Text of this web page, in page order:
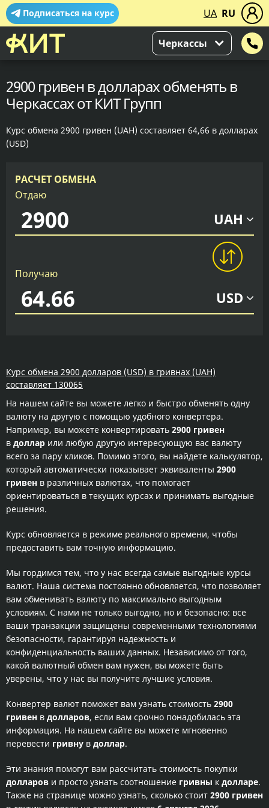
Подписаться на курс UA RU
Черкассы
2900 гривен в долларах обменять в
Черкассах от КИТ Групп
Курс обмена 2900 гривен (UAH) составляет 64,66 в долларах
(USD)
РАСЧЕТ ОБМЕНА
Отдаю
UAH
Получаю
USD
Курс обмена 2900 долларов (USD) в гривнах (UAH)
составляет 130065
На нашем сайте вы можете легко и быстро обменять одну
валюту на другую с помощью удобного конвертера.
Например, вы можете конвертировать 2900 гривен
в доллар или любую другую интересующую вас валюту
всего за пару кликов. Помимо этого, вы найдете калькулятор,
который автоматически показывает эквиваленты 2900
гривен в различных валютах, что помогает
ориентироваться в текущих курсах и принимать выгодные
решения.
Курс обновляется в режиме реального времени, чтобы
предоставить вам точную информацию.
Мы гордимся тем, что у нас всегда самые выгодные курсы
валют. Наша система постоянно обновляется, что позволяет
вам обменивать валюту по максимально выгодным
условиям. С нами не только выгодно, но и безопасно: все
ваши транзакции защищены современными технологиями
безопасности, гарантируя надежность и
конфиденциальность ваших данных. Независимо от того,
какой валютный обмен вам нужен, вы можете быть
уверены, что у нас вы получите лучшие условия.
Конвертер валют поможет вам узнать стоимость 2900
гривен в долларов, если вам срочно понадобилась эта
информация. На нашем сайте вы можете мгновенно
перевести гривну в доллар.
Эти знания помогут вам рассчитать стоимость покупки
долларов и просто узнать соотношение гривны к долларе.
Также на странице можно узнать, сколько стоит 2900 гривен